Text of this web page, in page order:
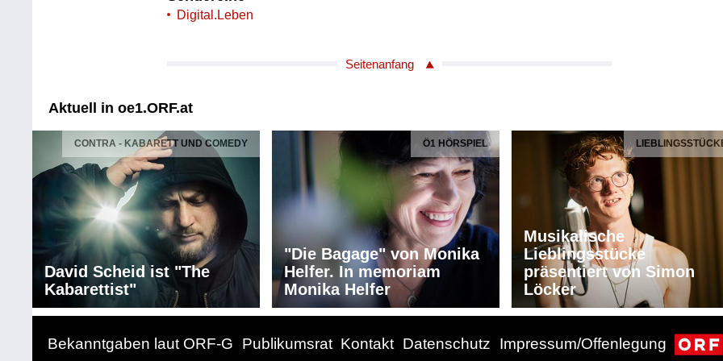
Digital.Leben
Seitenanfang
Aktuell in oe1.ORF.at
CONTRA - KABARETT UND COMEDY
David Scheid ist "The
Kabarettist"
Ö1 HÖRSPIEL
"Die Bagage" von Monika
Helfer. In memoriam
Monika Helfer
Musikalische
Lieblingsstücke
präsentiert von Simon
Löcker
Bekanntgaben laut ORF-G Publikumsrat Kontakt Datenschutz Impressum/Offenlegung